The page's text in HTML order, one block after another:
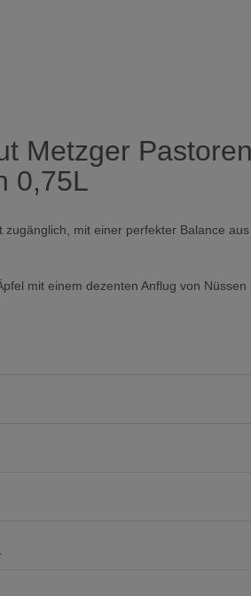
Metzger
0,75L
zugänglich, mit einer perfekter Balance
mit einem dezenten Anflug von Nüssen